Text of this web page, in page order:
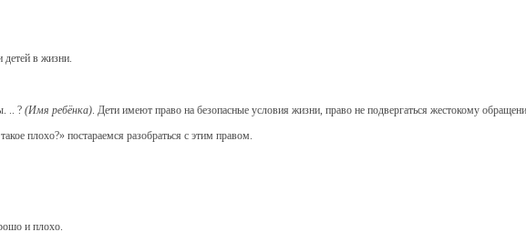
детей в жизни.
.. ? (Имя ребёнка) . Дети имеют право на безопасные условия жизни, право не подвергаться жестокому
плохо?» постараемся разобраться с этим правом.
и плохо.